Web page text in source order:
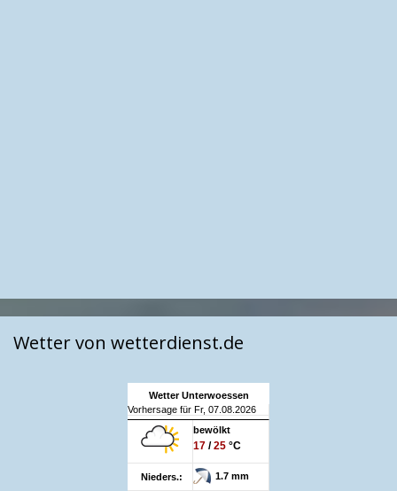
Wetter von wetterdienst.de
Wetter Unterwoessen
Vorhersage für Fr, 07.08.2026
bewölkt
17 /25 °C
Nieders.: 1.7 mm